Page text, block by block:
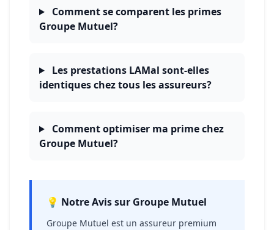
Comment se comparent les primes
Groupe Mutuel?
Les prestations LAMal sont-elles
identiques chez tous les assureurs?
Comment optimiser ma prime chez
Groupe Mutuel?
💡 Notre Avis sur Groupe Mutuel
Groupe Mutuel est un assureur premium